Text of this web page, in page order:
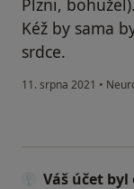
Plzni, bohužel).
Kéž by sama
srdce.
11. srpna 2021 •
Váš účet